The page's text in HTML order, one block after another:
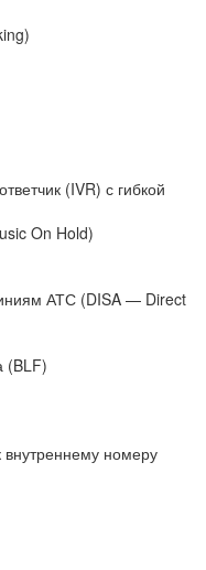
(IVR) с гибкой
On Hold)
АТС (DISA — Direct
(BLF)
номеру